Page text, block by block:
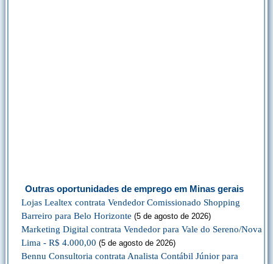
Outras oportunidades de emprego em Minas gerais
Lojas Lealtex contrata Vendedor Comissionado Shopping
Barreiro para Belo Horizonte (5 de agosto de 2026)
Marketing Digital contrata Vendedor para Vale do Sereno/Nova
Lima - R$ 4.000,00 (5 de agosto de 2026)
Bennu Consultoria contrata Analista Contábil Júnior para